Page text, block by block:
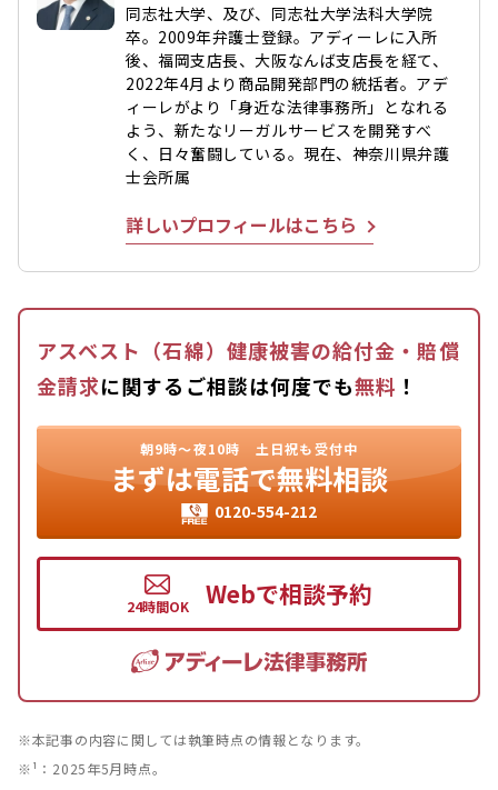
同志社大学、及び、同志社大学法科大学院
卒。2009年弁護士登録。アディーレに入所
後、福岡支店長、大阪なんば支店長を経て、
2022年4月より商品開発部門の統括者。アデ
ィーレがより「身近な法律事務所」となれる
よう、新たなリーガルサービスを開発すべ
く、日々奮闘している。現在、神奈川県弁護
士会所属
詳しいプロフィールはこちら
アスベスト（石綿）健康被害の給付金・賠償
金請求に関するご相談は何度でも無料 ！
朝9時〜夜10時 土日祝も受付中
まずは電話で無料相談
0120-554-212
Webで相談予約
※本記事の内容に関しては執筆時点の情報となります。
※¹：2025年5月時点。